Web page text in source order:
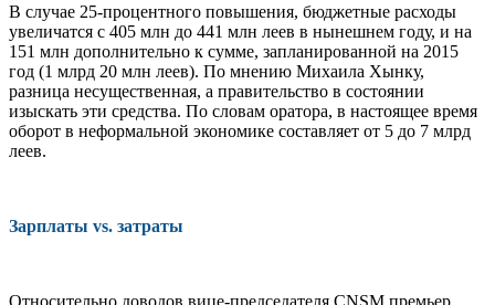
В случае 25-процентного повышения, бюджетные расходы
увеличатся с 405 млн до 441 млн леев в нынешнем году, и на
151 млн дополнительно к сумме, запланиро­ванной на 2015
год (1 млрд 20 млн леев). По мнению Михаила Хынку,
разница не­существенная, а правительство в состо­янии
изыскать эти средства. По словам оратора, в настоящее время
оборот в не­формальной экономике составляет от 5 до 7 млрд
леев.
Зарплаты vs. затраты
Относительно доводов вице-председа­теля CNSM премьер